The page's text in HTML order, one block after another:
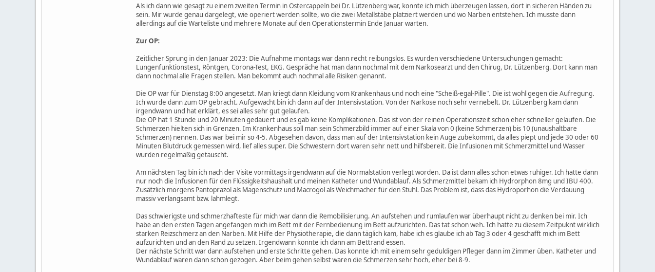
Als ich dann wie gesagt zu einem zweiten Termin in Ostercappeln bei Dr. Lützenberg war, konnte ich mich überzeugen lassen, dort in sicheren Händen zu
sein. Mir wurde genau dargelegt, wie operiert werden sollte, wo die zwei Metallstäbe platziert werden und wo Narben entstehen. Ich musste dann
allerdings auf die Warteliste und mehrere Monate auf den Operationstermin Ende Januar warten.
Zur OP:
Zeitlicher Sprung in den Januar 2023: Die Aufnahme montags war dann recht reibungslos. Es wurden verschiedene Untersuchungen gemacht:
Lungenfunktionstest, Röntgen, Corona-Test, EKG. Gespräche hat man dann nochmal mit dem Narkosearzt und den Chirug, Dr. Lützenberg. Dort kann man
dann nochmal alle Fragen stellen. Man bekommt auch nochmal alle Risiken genannt.
Die OP war für Dienstag 8:00 angesetzt. Man kriegt dann Kleidung vom Krankenhaus und noch eine "Scheiß-egal-Pille". Die ist wohl gegen die Aufregung.
Ich wurde dann zum OP gebracht. Aufgewacht bin ich dann auf der Intensivstation. Von der Narkose noch sehr vernebelt. Dr. Lützenberg kam dann
irgendwann und hat erklärt, es sei alles sehr gut gelaufen.
Die OP hat 1 Stunde und 20 Minuten gedauert und es gab keine Komplikationen. Das ist von der reinen Operationszeit schon eher schneller gelaufen. Die
Schmerzen hielten sich in Grenzen. Im Krankenhaus soll man sein Schmerzbild immer auf einer Skala von 0 (keine Schmerzen) bis 10 (unaushaltbare
Schmerzen) nennen. Das war bei mir so 4-5. Abgesehen davon, dass man auf der Intensivstation kein Auge zubekommt, da alles piept und jede 30 oder 60
Minuten Blutdruck gemessen wird, lief alles super. Die Schwestern dort waren sehr nett und hilfsbereit. Die Infusionen mit Schmerzmittel und Wasser
wurden regelmäßig getauscht.
Am nächsten Tag bin ich nach der Visite vormittags irgendwann auf die Normalstation verlegt worden. Da ist dann alles schon etwas ruhiger. Ich hatte dann
nur noch die Infusionen für den Flüssigkeitshaushalt und meinen Katheter und Wundablauf. Als Schmerzmittel bekam ich Hydrorphon 8mg und IBU 400.
Zusätzlich morgens Pantoprazol als Magenschutz und Macrogol als Weichmacher für den Stuhl. Das Problem ist, dass das Hydroporhon die Verdauung
massiv verlangsamt bzw. lahmlegt.
Das schwierigste und schmerzhafteste für mich war dann die Remobilisierung. An aufstehen und rumlaufen war überhaupt nicht zu denken bei mir. Ich
habe an den ersten Tagen angefangen mich im Bett mit der Fernbedienung im Bett aufzurichten. Das tat schon weh. Ich hatte zu diesem Zeitpuknt wirklich
starken Reizschmerz an den Narben. Mit Hilfe der Physiotherapie, die dann täglich kam, habe ich es glaube ich ab Tag 3 oder 4 geschafft mich im Bett
aufzurichten und an den Rand zu setzen. Irgendwann konnte ich dann am Bettrand essen.
Der nächste Schritt war dann aufstehen und erste Schritte gehen. Das konnte ich mit einem sehr geduldigen Pfleger dann im Zimmer üben. Katheter und
Wundablauf waren dann schon gezogen. Aber beim gehen selbst waren die Schmerzen sehr hoch, eher bei 8-9.